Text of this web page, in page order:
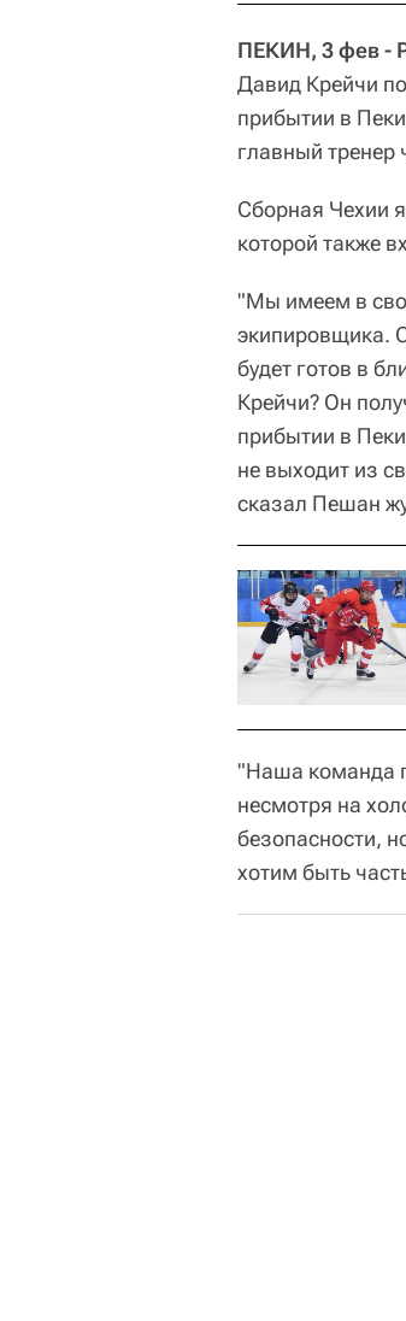
ПЕКИН, 3 фев -
Давид Крейчи
прибытии в
главный
Сборная Чехии
которой также
"Мы имеем в
экипировщика.
будет готов в
Крейчи? Он
прибытии в
не выходит из
сказал Пешан
"Наша команда
несмотря на
безопасности,
хотим быть